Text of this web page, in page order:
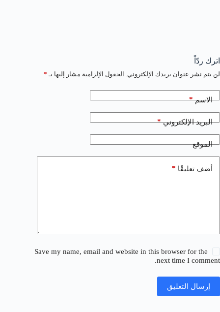
اترك ردّاً
لن يتم نشر عنوان بريدك الإلكتروني. الحقول الإلزامية مشار إليها بـ *
الاسم*
البريد الإلكتروني*
الموقع
أضف تعليقًا *
Save my name, email and website in this browser for the
next time I comment.
إرسال التعليق